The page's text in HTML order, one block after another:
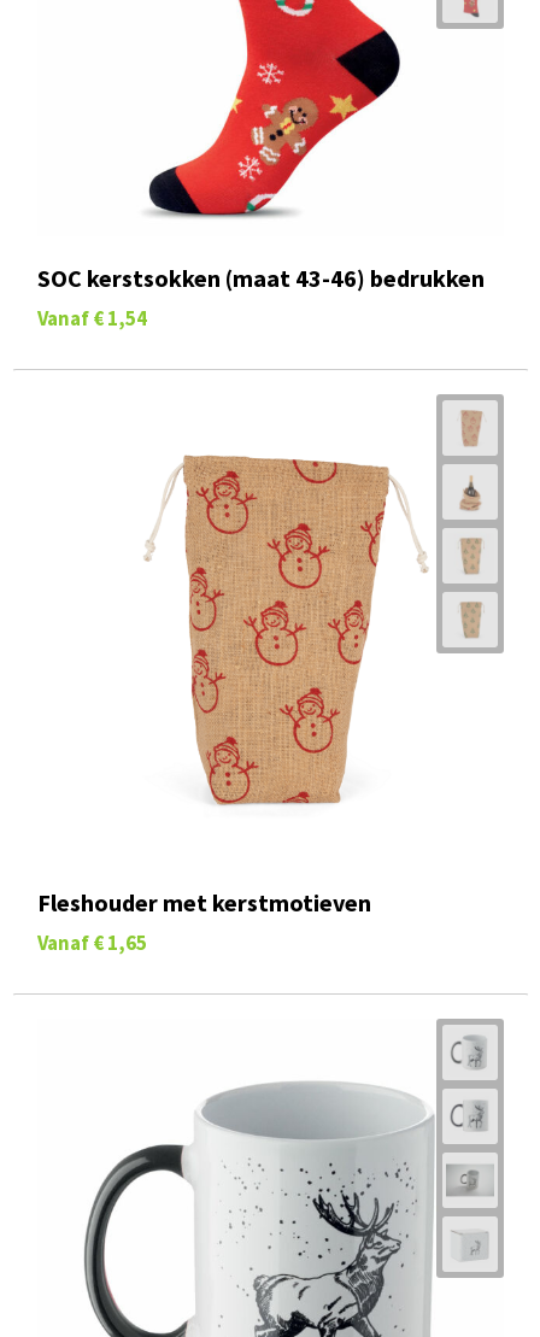
SOC kerstsokken (maat 43-46) bedrukken
Vanaf € 1,54
Fleshouder met kerstmotieven
Vanaf € 1,65